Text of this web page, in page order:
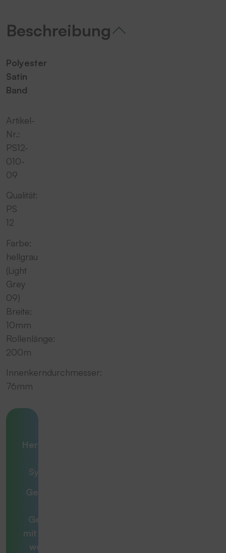
Beschreibung
Polyester
Satin
Band
Artikel-
Nr.:
PS12-
010-
09
Qualität:
PS
12
Farbe:
hellgrau
(Light
Grey
09)
Breite:
10mm
Rollenlänge:
200m
Innenkerndurchmesser:
76mm
Herausforderung
Systemlösung
Gemeinsam zur
Gesamtlösung
mit
weiterdenken